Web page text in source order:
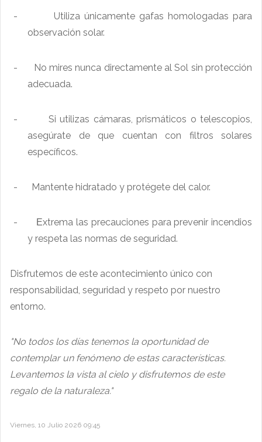
-
Utiliza únicamente gafas homologadas para
observación solar.
-
No mires nunca directamente al Sol sin protección
adecuada.
-
Si utilizas cámaras, prismáticos o telescopios,
asegúrate de que cuentan con filtros solares
específicos.
- Mantente hidratado y protégete del calor.
- Extrema las precauciones para prevenir incendios
y respeta las normas de seguridad.
Disfrutemos de este acontecimiento único con
responsabilidad, seguridad y respeto por nuestro
entorno.
"No todos los días tenemos la oportunidad de
contemplar un fenómeno de estas características.
Levantemos la vista al cielo y disfrutemos de este
regalo de la naturaleza."
Viernes, 10 Julio 2026 09:45